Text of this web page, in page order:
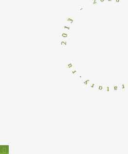
a
t
o
r
y
.
r
u
0
1
3